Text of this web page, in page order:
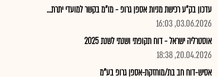
עדכון בק"ע רכישת מניות אספן גרופ - מו"מ בקשר למועדי יתרת...
03.06.2026, 16:03
אוסטרליה ישראל - דוח תקופתי ושנתי לשנת 2025
20.04.2026, 18:38
אסיש-דוח חב בת/מוחזקת-אספן גרופ בע"מ